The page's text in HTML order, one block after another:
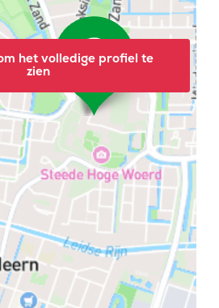
het volledige profiel te
zien